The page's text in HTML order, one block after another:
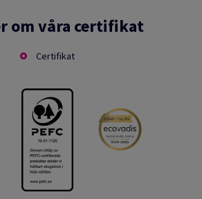
om våra certifikat
Certifikat